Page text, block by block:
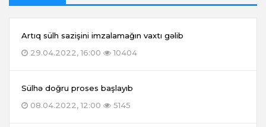
Artıq sülh sazişini imzalamağın vaxtı gəlib
29.04.2022, 16:00
10404
Sülhə doğru proses başlayıb
08.04.2022, 12:00
5145